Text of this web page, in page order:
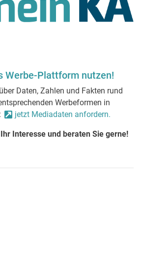
Werbe-Plattform nutzen!
Daten, Zahlen und Fakten rund
Werbeformen in
jetzt Mediadaten anfordern.
Interesse und beraten Sie gerne!